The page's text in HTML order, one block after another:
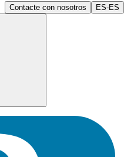
Contacte con nosotros ES-ES